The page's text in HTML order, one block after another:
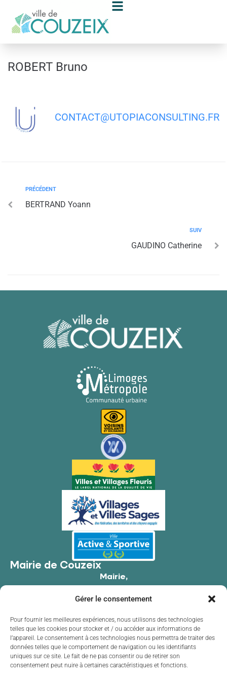
Gérer le consentement
Pour fournir les meilleures expériences, nous utilisons des technologies
telles que les cookies pour stocker et / ou accéder aux informations de
l’appareil. Le consentement à ces technologies nous permettra de traiter des
données telles que le comportement de navigation ou les identifiants
uniques sur ce site. Le fait de ne pas consentir ou de retirer son
consentement peut nuire à certaines caractéristiques et fonctions.
ROBERT Bruno
CONTACT@UTOPIACONSULTING.FR
PRÉCÉDENT
BERTRAND Yoann
SUIV
GAUDINO Catherine
Mairie de Couzeix
Mairie,
87270 Couzeix
05 55 39 34 09
Contacter la mairie
Horaires d'ouverture
Lundide 8h30 à 12h00 et de 13h30 à 17h30
Mardi
de 8h30 à 12h00 et de 13h30 à 17h30